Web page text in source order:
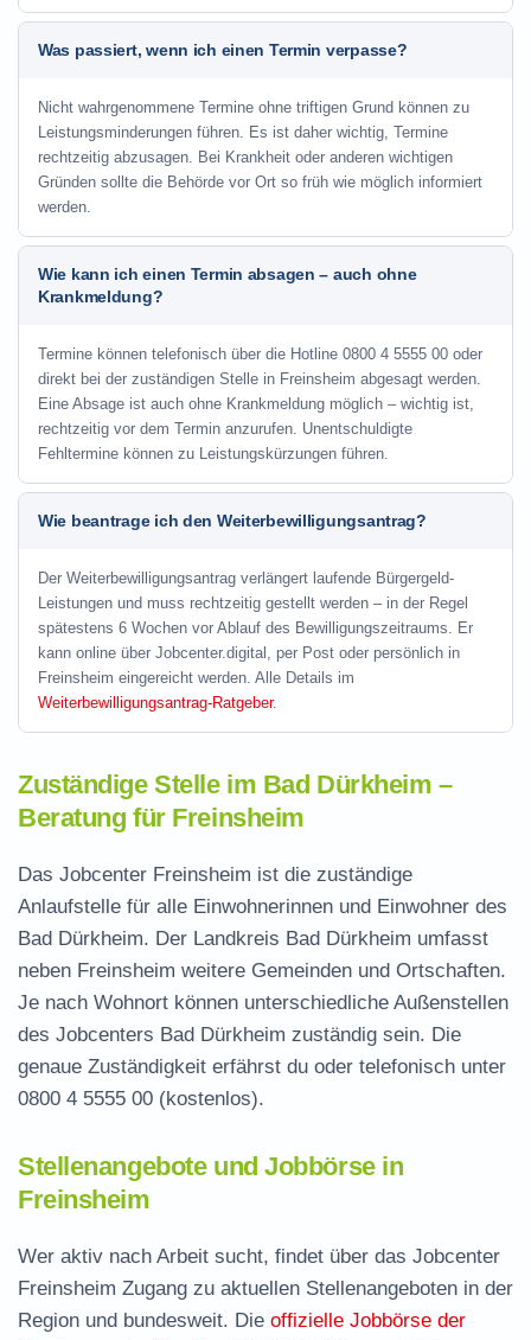
Was passiert, wenn ich einen Termin verpasse?
Nicht wahrgenommene Termine ohne triftigen Grund können zu
Leistungsminderungen führen. Es ist daher wichtig, Termine
rechtzeitig abzusagen. Bei Krankheit oder anderen wichtigen
Gründen sollte die Behörde vor Ort so früh wie möglich informiert
werden.
Wie kann ich einen Termin absagen – auch ohne
Krankmeldung?
Termine können telefonisch über die Hotline 0800 4 5555 00 oder
direkt bei der zuständigen Stelle in Freinsheim abgesagt werden.
Eine Absage ist auch ohne Krankmeldung möglich – wichtig ist,
rechtzeitig vor dem Termin anzurufen. Unentschuldigte
Fehltermine können zu Leistungskürzungen führen.
Wie beantrage ich den Weiterbewilligungsantrag?
Der Weiterbewilligungsantrag verlängert laufende Bürgergeld-
Leistungen und muss rechtzeitig gestellt werden – in der Regel
spätestens 6 Wochen vor Ablauf des Bewilligungszeitraums. Er
kann online über Jobcenter.digital, per Post oder persönlich in
Freinsheim eingereicht werden. Alle Details im
Weiterbewilligungsantrag-Ratgeber.
Zuständige Stelle im Bad Dürkheim –
Beratung für Freinsheim
Das Jobcenter Freinsheim ist die zuständige
Anlaufstelle für alle Einwohnerinnen und Einwohner des
Bad Dürkheim. Der Landkreis Bad Dürkheim umfasst
neben Freinsheim weitere Gemeinden und Ortschaften.
Je nach Wohnort können unterschiedliche Außenstellen
des Jobcenters Bad Dürkheim zuständig sein. Die
genaue Zuständigkeit erfährst du oder telefonisch unter
0800 4 5555 00 (kostenlos).
Stellenangebote und Jobbörse in
Freinsheim
Wer aktiv nach Arbeit sucht, findet über das Jobcenter
Freinsheim Zugang zu aktuellen Stellenangeboten in der
Region und bundesweit. Die offizielle Jobbörse der